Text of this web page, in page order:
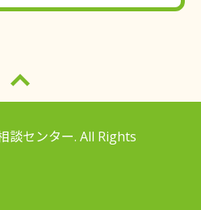
談センター. All Rights